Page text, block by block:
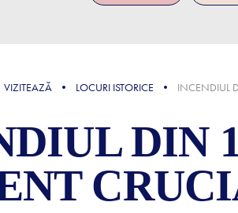
VIZITEAZĂ LOCURI ISTORICE INCENDIUL
DIN